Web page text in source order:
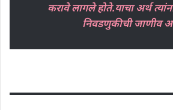
करावे लागले होते.याचा अर्थ
निवडणुकीची जाणीव